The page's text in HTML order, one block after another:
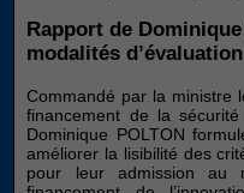
Rapport de
modalités
Commandé par la ministre
financement de la
Dominique POLTON
améliorer la lisibilité des
pour leur admission au